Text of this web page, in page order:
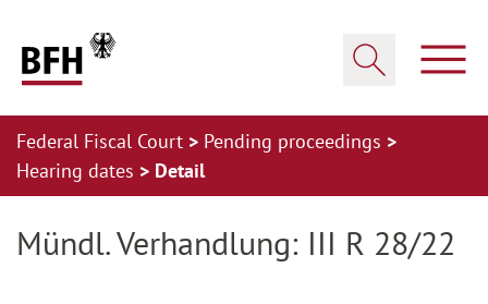
Federal Fiscal Court
Pending proceedings
Hearing dates
Detail
Mündl. Verhandlung: III R 28/22